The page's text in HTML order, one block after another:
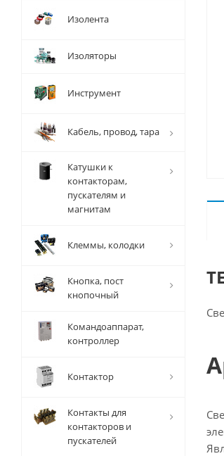
Изолента
Изоляторы
Инструмент
Кабель, провод, тара
Катушки к
контакторам,
пускателям и
магнитам
Клеммы, колодки
Кнопка, пост
кнопочный
Командоаппарат,
контроллер
Контактор
Контакты для
контакторов и
пускателей